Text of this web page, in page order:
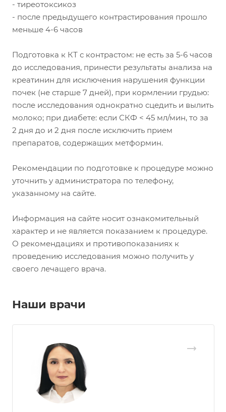
- тиреотоксикоз
- после предыдущего контрастирования прошло
меньше 4-6 часов
Подготовка к КТ с контрастом: не есть за 5-6 часов
до исследования, принести результаты анализа на
креатинин для исключения нарушения функции
почек (не старше 7 дней), при кормлении грудью:
после исследования однократно сцедить и вылить
молоко; при диабете: если СКФ < 45 мл/мин, то за
2 дня до и 2 дня после исключить прием
препаратов, содержащих метформин.
Рекомендации по подготовке к процедуре можно
уточнить у администратора по телефону,
указанному на сайте.
Информация на сайте носит ознакомительный
характер и не является показанием к процедуре.
О рекомендациях и противопоказаниях к
проведению исследования можно получить у
своего лечащего врача.
Наши врачи